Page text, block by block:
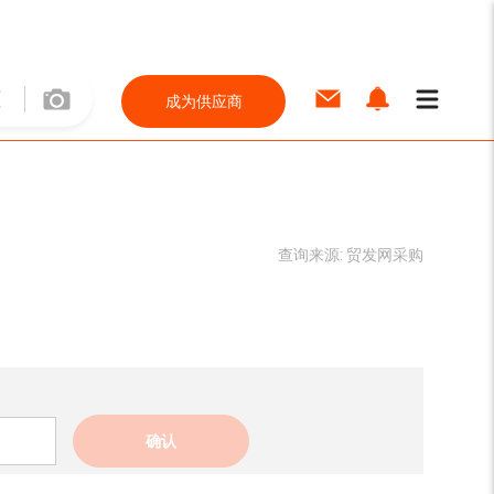
成为供应商
查询来源: 贸发网采购
确认